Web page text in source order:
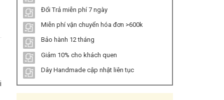
Đổi Trả miễn phí 7 ngày
Miễn phí vận chuyển hóa đơn >600k
Bảo hành 12 tháng
Giảm 10% cho khách quen
Dây Handmade cập nhật liên tục